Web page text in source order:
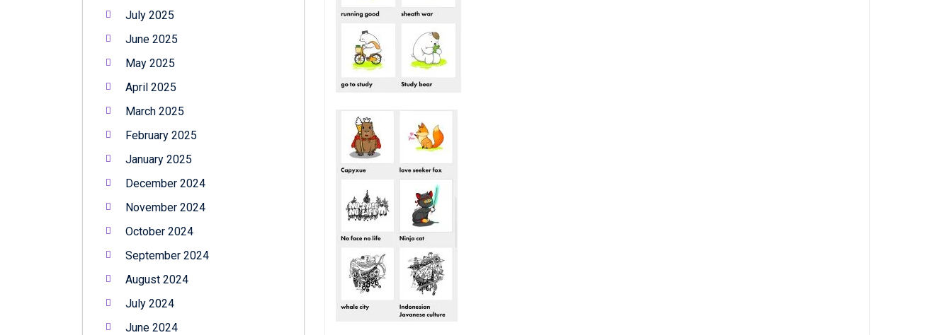
July 2025
June 2025
May 2025
April 2025
March 2025
February 2025
January 2025
December 2024
November 2024
October 2024
September 2024
August 2024
July 2024
June 2024